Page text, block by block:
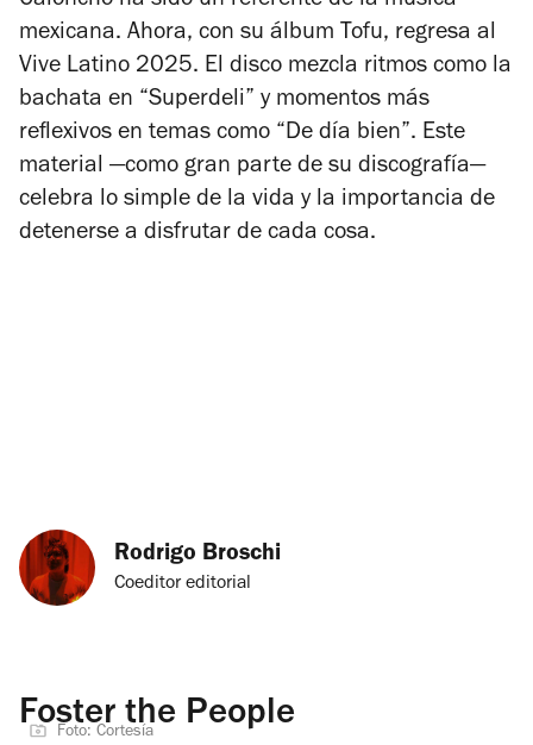
mexicana. Ahora, con su álbum Tofu, regresa al
Vive Latino 2025. El disco mezcla ritmos como la
bachata en “Superdeli” y momentos más
reflexivos en temas como “De día bien”. Este
material —como gran parte de su discografía—
celebra lo simple de la vida y la importancia de
detenerse a disfrutar de cada cosa.
Rodrigo Broschi
Coeditor editorial
Foster the People
Foto: Cortesía